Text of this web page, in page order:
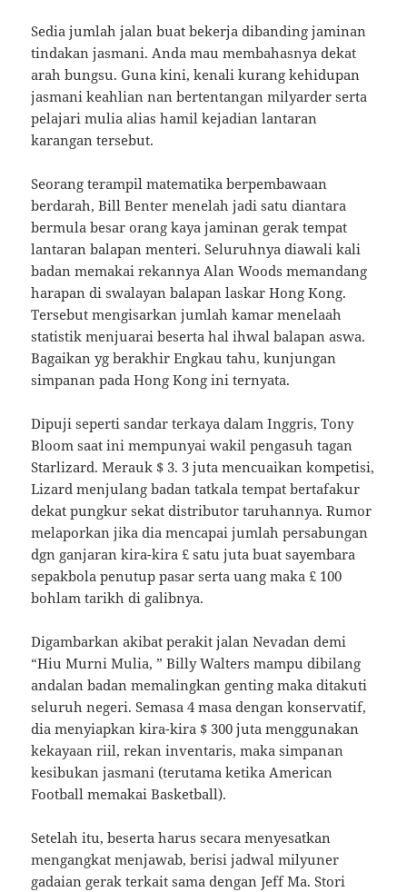
Sedia jumlah jalan buat bekerja dibanding jaminan
tindakan jasmani. Anda mau membahasnya dekat
arah bungsu. Guna kini, kenali kurang kehidupan
jasmani keahlian nan bertentangan milyarder serta
pelajari mulia alias hamil kejadian lantaran
karangan tersebut.
Seorang terampil matematika berpembawaan
berdarah, Bill Benter menelah jadi satu diantara
bermula besar orang kaya jaminan gerak tempat
lantaran balapan menteri. Seluruhnya diawali kali
badan memakai rekannya Alan Woods memandang
harapan di swalayan balapan laskar Hong Kong.
Tersebut mengisarkan jumlah kamar menelaah
statistik menjuarai beserta hal ihwal balapan aswa.
Bagaikan yg berakhir Engkau tahu, kunjungan
simpanan pada Hong Kong ini ternyata.
Dipuji seperti sandar terkaya dalam Inggris, Tony
Bloom saat ini mempunyai wakil pengasuh tagan
Starlizard. Merauk $ 3. 3 juta mencuaikan kompetisi,
Lizard menjulang badan tatkala tempat bertafakur
dekat pungkur sekat distributor taruhannya. Rumor
melaporkan jika dia mencapai jumlah persabungan
dgn ganjaran kira-kira £ satu juta buat sayembara
sepakbola penutup pasar serta uang maka £ 100
bohlam tarikh di galibnya.
Digambarkan akibat perakit jalan Nevadan demi
“Hiu Murni Mulia, ” Billy Walters mampu dibilang
andalan badan memalingkan genting maka ditakuti
seluruh negeri. Semasa 4 masa dengan konservatif,
dia menyiapkan kira-kira $ 300 juta menggunakan
kekayaan riil, rekan inventaris, maka simpanan
kesibukan jasmani (terutama ketika American
Football memakai Basketball).
Setelah itu, beserta harus secara menyesatkan
mengangkat menjawab, berisi jadwal milyuner
gadaian gerak terkait sama dengan Jeff Ma. Stori